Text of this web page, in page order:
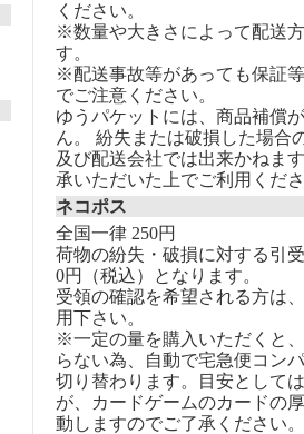
ください。
※数量や大きさによって配送
す。
※配送事故等があっても保証
でご注意ください。
ゆうパケットには、商品補償
ん。 紛失または破損した場合
及び配送会社では出来かねま
承いただいた上でご利用くださ
ネコポス
全国一律 250円
荷物の紛失・破損に対する引
0円（税込）となります。
受領の確認を希望される方は
用下さい。
※一定の量を購入いただくと
らない為、自動で宅急便コン
切り替わります。目安として
が、カードゲームのカードの
動しますのでご了承ください。